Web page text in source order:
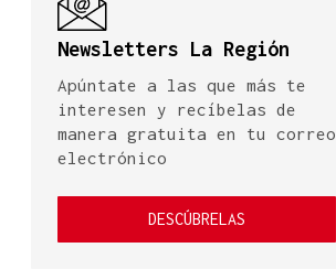
Newsletters La Región
Apúntate a las que más te
interesen y recíbelas de
manera gratuita en tu correo
electrónico
DESCÚBRELAS